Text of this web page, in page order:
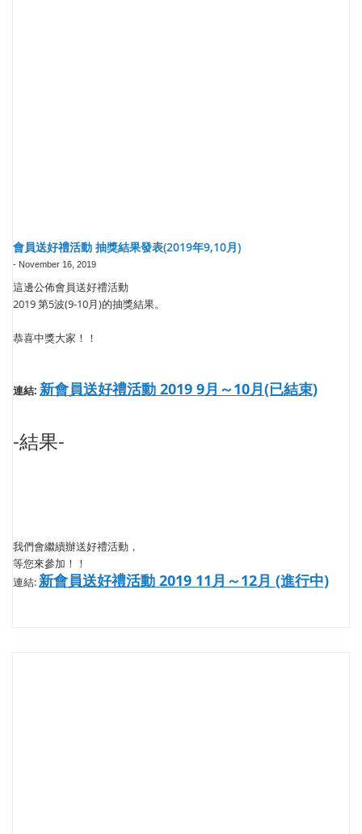
會員送好禮活動 抽獎結果發表(2019年9,10月)
- November 16, 2019
這邊公佈會員送好禮活動
2019 第5波(9-10月)的抽獎結果。
恭喜中獎大家！！
連結: 新會員送好禮活動 2019 9月～10月(已結束)
-結果-
我們會繼續辦送好禮活動，
等您來參加！！
連結:新會員送好禮活動 2019 11月～12月 (進行中)